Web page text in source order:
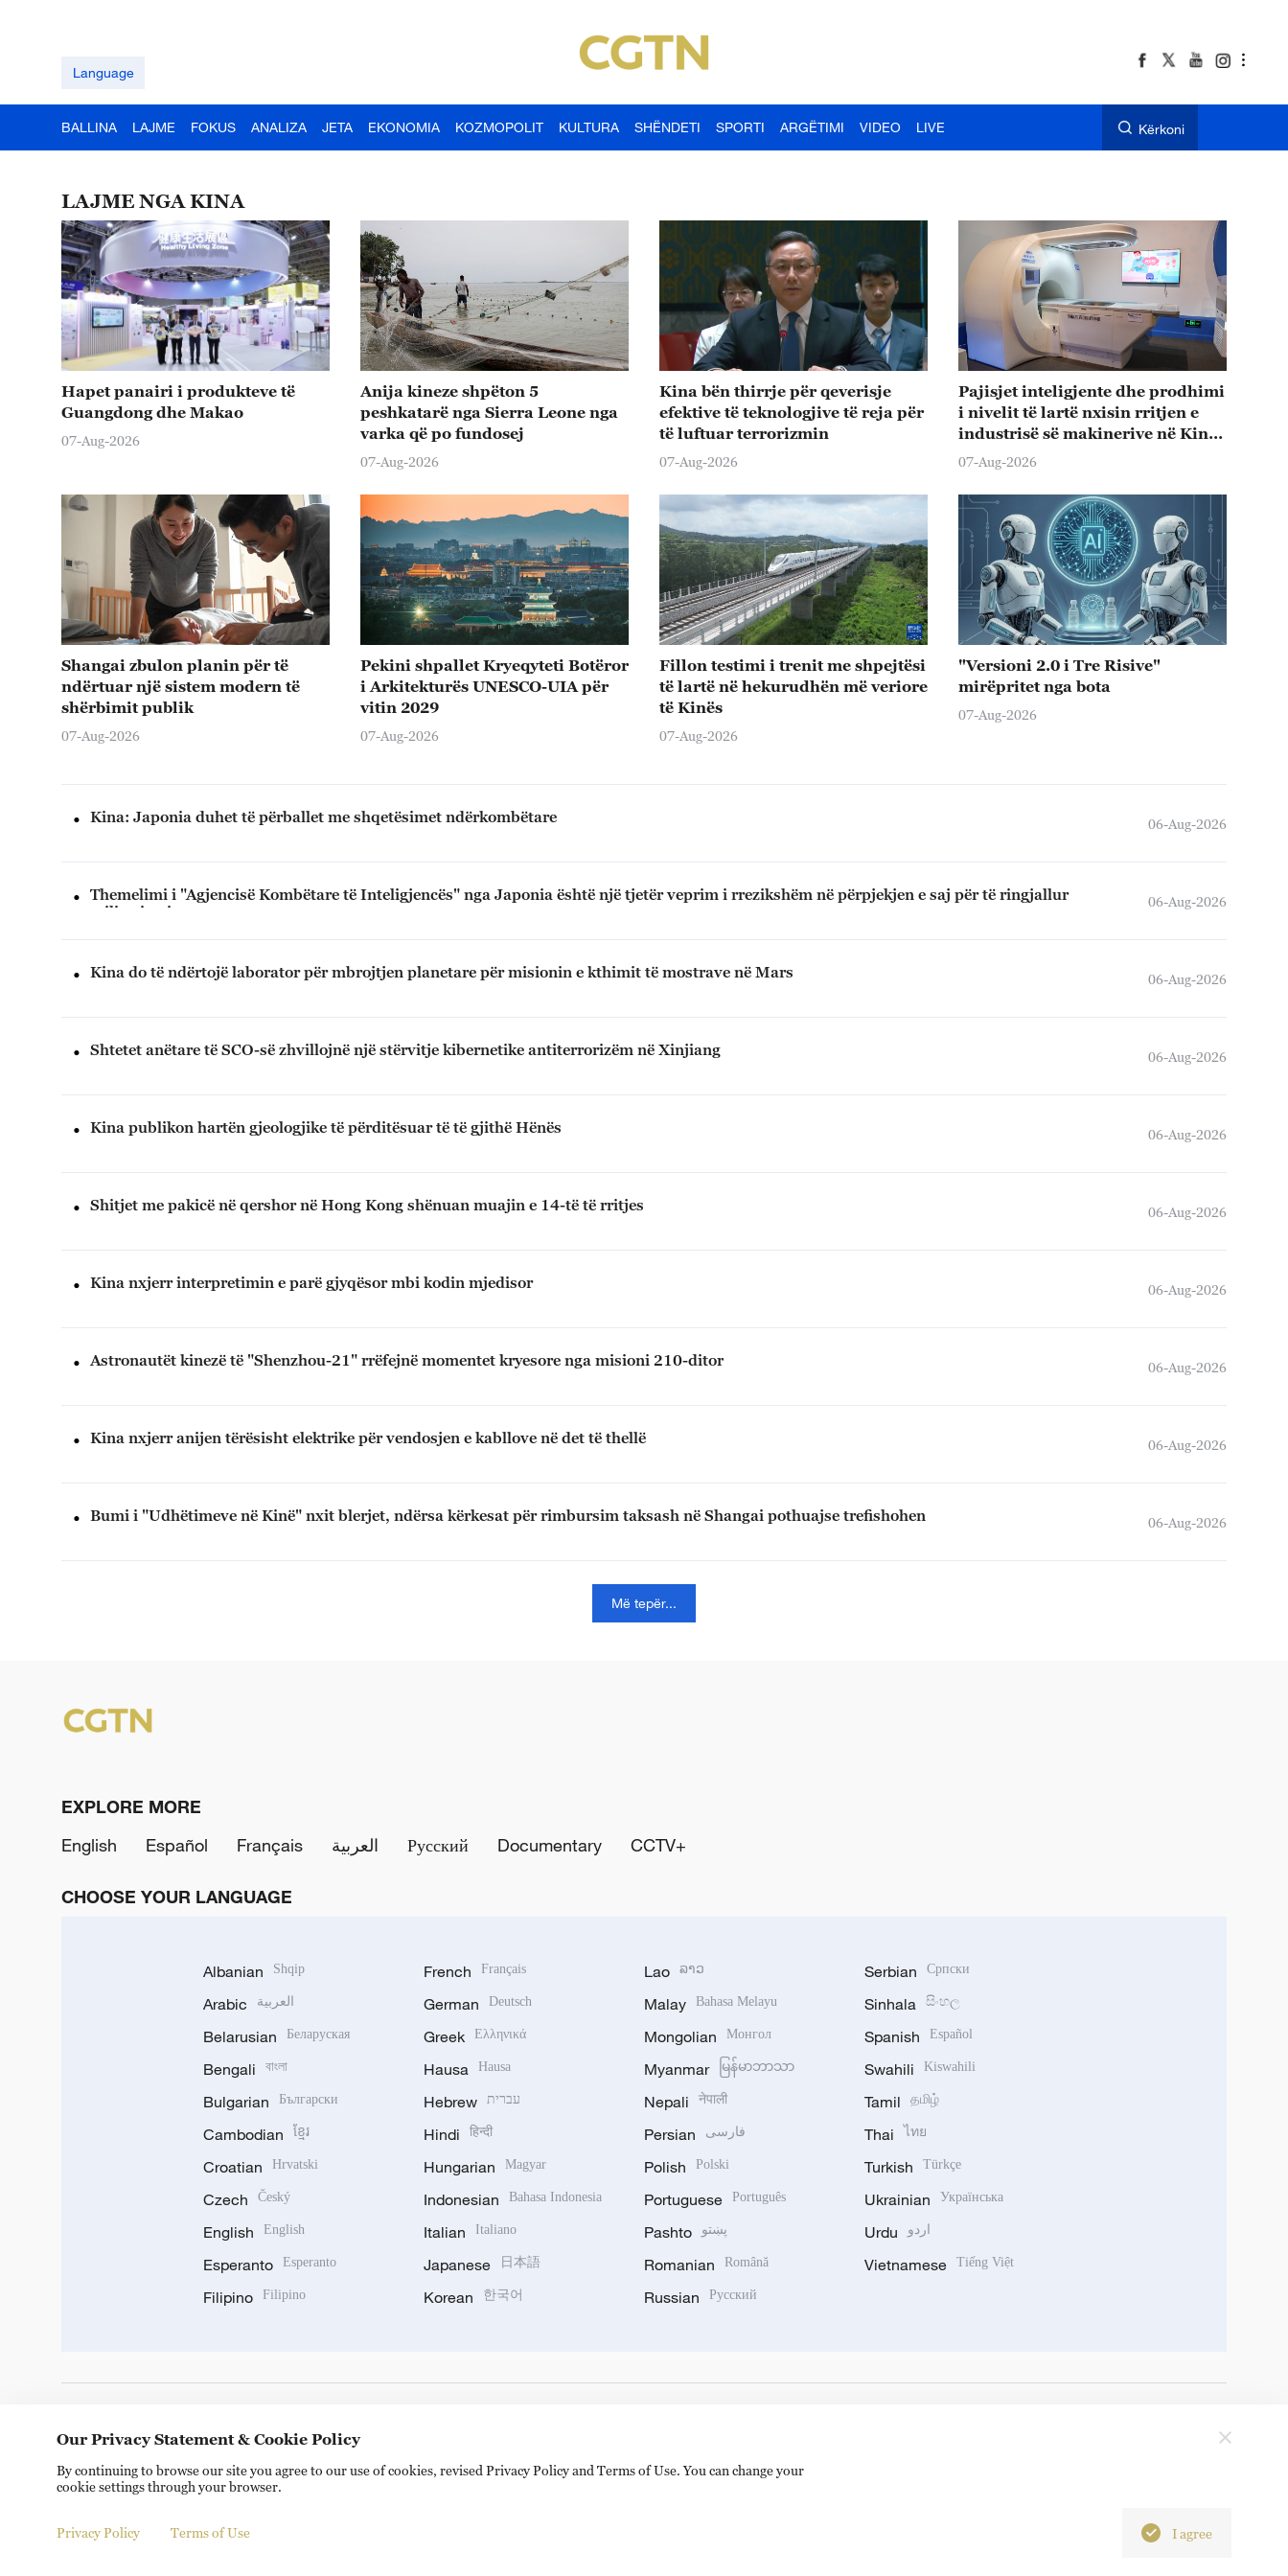
Language
BALLINA LAJME FOKUS ANALIZA JETA EKONOMIA KOZMOPOLIT KULTURA SHËNDETI SPORTI ARGËTIMI VIDEO LIVE Kërkoni
LAJME NGA KINA
Hapet panairi i produkteve të
Guangdong dhe Makao
07-Aug-2026
Anija kineze shpëton 5
peshkatarë nga Sierra Leone nga
varka që po fundosej
07-Aug-2026
Kina bën thirrje për qeverisje
efektive të teknologjive të reja për
të luftuar terrorizmin
07-Aug-2026
Pajisjet inteligjente dhe prodhimi
i nivelit të lartë nxisin rritjen e
industrisë së makinerive në Kinë
në gjysmën e parë të vitit
07-Aug-2026
Shangai zbulon planin për të
ndërtuar një sistem modern të
shërbimit publik
07-Aug-2026
Pekini shpallet Kryeqyteti Botëror
i Arkitekturës UNESCO-UIA për
vitin 2029
07-Aug-2026
Fillon testimi i trenit me shpejtësi
të lartë në hekurudhën më veriore
të Kinës
07-Aug-2026
"Versioni 2.0 i Tre Risive"
mirëpritet nga bota
07-Aug-2026
Kina: Japonia duhet të përballet me shqetësimet ndërkombëtare 06-Aug-2026
Themelimi i "Agjencisë Kombëtare të Inteligjencës" nga Japonia është një tjetër veprim i rrezikshëm në përpjekjen e saj për të ringjallur
militarizmin.
06-Aug-2026
Kina do të ndërtojë laborator për mbrojtjen planetare për misionin e kthimit të mostrave në Mars 06-Aug-2026
Shtetet anëtare të SCO-së zhvillojnë një stërvitje kibernetike antiterrorizëm në Xinjiang 06-Aug-2026
Kina publikon hartën gjeologjike të përditësuar të të gjithë Hënës 06-Aug-2026
Shitjet me pakicë në qershor në Hong Kong shënuan muajin e 14-të të rritjes 06-Aug-2026
Kina nxjerr interpretimin e parë gjyqësor mbi kodin mjedisor 06-Aug-2026
Astronautët kinezë të "Shenzhou-21" rrëfejnë momentet kryesore nga misioni 210-ditor 06-Aug-2026
Kina nxjerr anijen tërësisht elektrike për vendosjen e kabllove në det të thellë 06-Aug-2026
Bumi i "Udhëtimeve në Kinë" nxit blerjet, ndërsa kërkesat për rimbursim taksash në Shangai pothuajse trefishohen 06-Aug-2026
Më tepër...
EXPLORE MORE
English
Español Français العربية Русский Documentary CCTV+
CHOOSE YOUR LANGUAGE
Albanian Shqip
Arabic العربية
Belarusian Беларуская
Bengali বাংলা
Bulgarian Български
Cambodian ខ្មែរ
Croatian Hrvatski
Czech Český
English English
Esperanto Esperanto
Filipino Filipino
French Français
German Deutsch
Greek Ελληνικά
Hausa Hausa
Hebrew עברית
Hindi हिन्दी
Hungarian Magyar
Indonesian Bahasa Indonesia
Italian Italiano
Japanese 日本語
Korean 한국어
Lao ລາວ
Malay Bahasa Melayu
Mongolian Монгол
Myanmar မြန်မာဘာသာ
Nepali नेपाली
Persian فارسی
Polish Polski
Portuguese Português
Pashto پښتو
Romanian Română
Russian Русский
Serbian Српски
Sinhala සිංහල
Spanish Español
Swahili Kiswahili
Tamil தமிழ்
Thai ไทย
Turkish Türkçe
Ukrainian Українська
Urdu اردو
Vietnamese Tiếng Việt
Copyright © 2024 CGTN. 京ICP备20000184号
Our Privacy Statement & Cookie Policy
By continuing to browse our site you agree to our use of cookies, revised Privacy Policy and Terms of Use. You can change your
cookie settings through your browser.
Privacy Policy Terms of Use I agree